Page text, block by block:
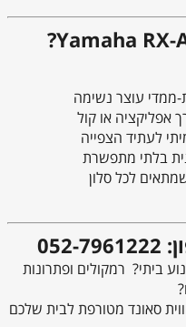
ממדי עוצר נשימה
אפליקציה או קול
בלתי מתפשרת
לכל סלון
ביתי? רמקולים ופתרונות
סאונד מטורפת לבית שלכם